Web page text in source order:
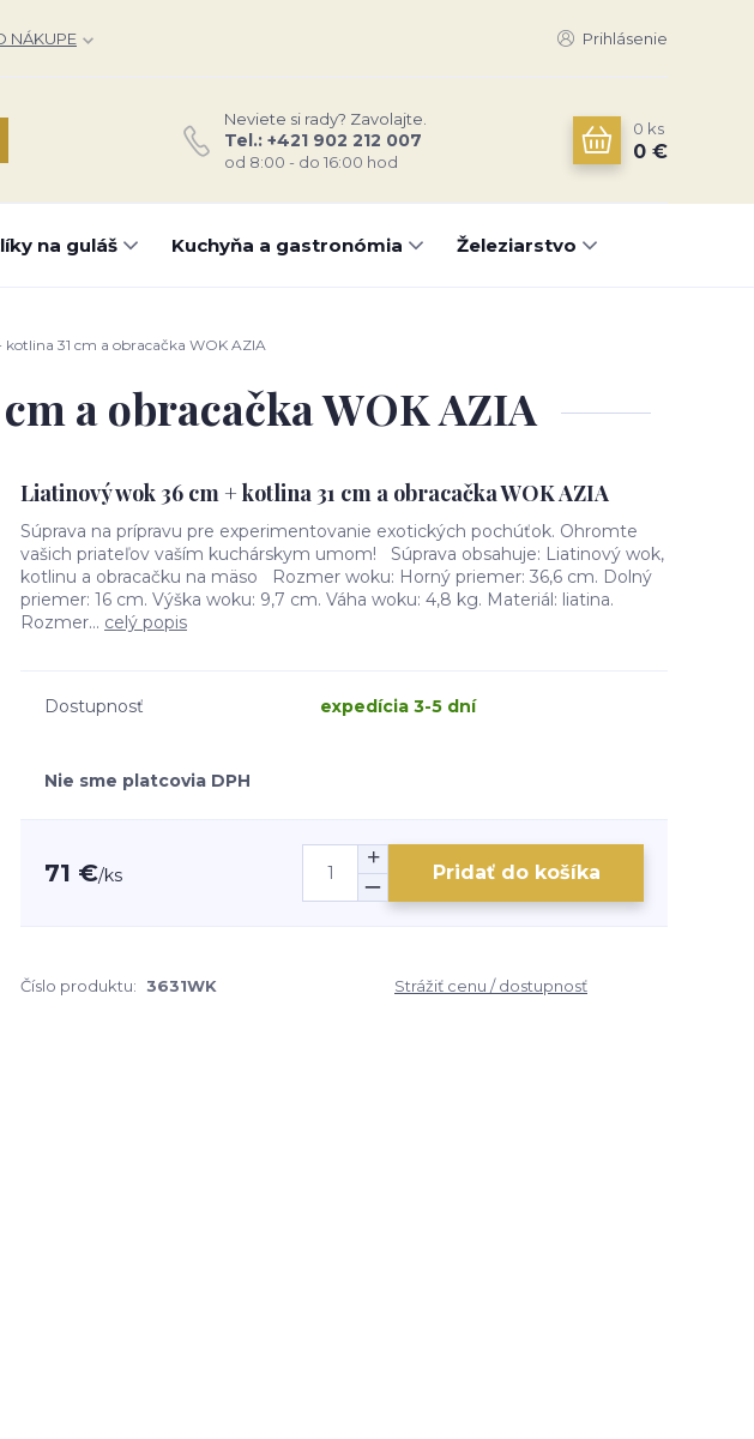
NÁKUPE Prihlásenie
Neviete si rady? Zavolajte.
Tel.: +421 902 212 007
od 8:00 - do 16:00 hod
0 ks
0 €
na guláš Kuchyňa a gastronómia Železiarstvo
31 cm a obracačka WOK AZIA
a obracačka WOK AZIA
Liatinový wok 36 cm + kotlina 31 cm a obracačka WOK AZIA
Súprava na prípravu pre experimentovanie exotických pochúťok. Ohromte
vašich priateľov vaším kuchárskym umom! Súprava obsahuje: Liatinový wok,
kotlinu a obracačku na mäso Rozmer woku: Horný priemer: 36,6 cm. Dolný
priemer: 16 cm. Výška woku: 9,7 cm. Váha woku: 4,8 kg. Materiál: liatina.
Rozmer... celý popis
Dostupnosť expedícia 3-5 dní
Nie sme platcovia DPH
71 €/ks Pridať do košíka
Číslo produktu: 3631WK Strážiť cenu / dostupnosť